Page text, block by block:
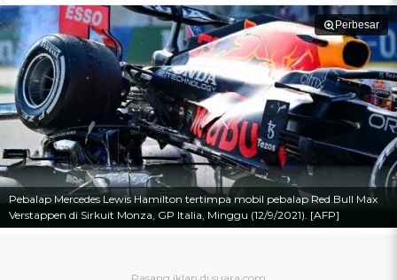
Perbesar
Pebalap Mercedes Lewis Hamilton tertimpa mobil pebalap Red Bull Max
Verstappen di Sirkuit Monza, GP Italia, Minggu (12/9/2021). [AFP]